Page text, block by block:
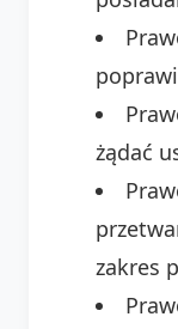
żądać
zakres